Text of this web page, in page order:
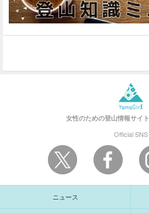
女性のための登山情報サイト
Official SNS
ニュース